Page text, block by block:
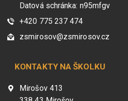
Datová schránka: n95mfgv
+420 775 237 474
zsmirosov@zsmirosov.cz
KONTAKTY NA ŠKOLKU
Mirošov 413